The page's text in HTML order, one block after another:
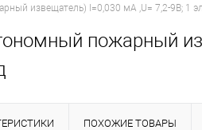
извещатель) I=0,030 мА ,U= 7,2-9В; 1
пожарный
ПОХОЖИЕ ТОВАРЫ